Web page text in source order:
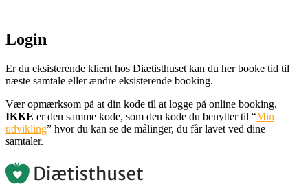
Login
Er du eksisterende klient hos Diætisthuset kan du her booke tid til
næste samtale eller ændre eksisterende booking.
Vær opmærksom på at din kode til at logge på online booking,
IKKE er den samme kode, som den kode du benytter til “Min
udvikling” hvor du kan se de målinger, du får lavet ved dine
samtaler.